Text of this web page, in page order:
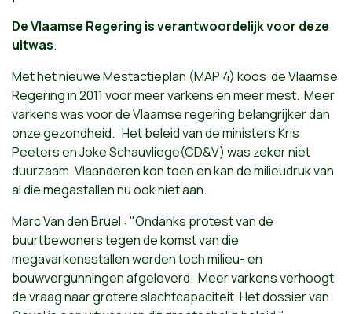
De Vlaamse Regering is verantwoordelijk voor deze
uitwas.
Met het nieuwe Mestactieplan (MAP 4) koos de Vlaamse
Regering in 2011 voor meer varkens en meer mest. Meer
varkens was voor de Vlaamse regering belangrijker dan
onze gezondheid. Het beleid van de ministers Kris
Peeters en Joke Schauvliege(CD&V) was zeker niet
duurzaam. Vlaanderen kon toen en kan de milieudruk van
al die megastallen nu ook niet aan.
Marc Van den Bruel : "Ondanks protest van de
buurtbewoners tegen de komst van die
megavarkensstallen werden toch milieu- en
bouwvergunningen afgeleverd. Meer varkens verhoogt
de vraag naar grotere slachtcapaciteit. Het dossier van